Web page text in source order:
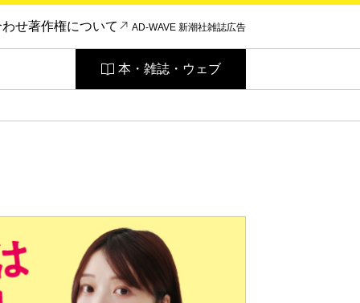
せ著作権について AD-WAVE 新潮社雑誌広告
本・雑誌・ウェブ